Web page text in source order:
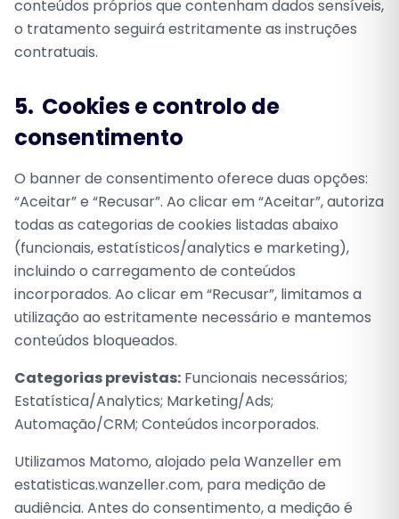
conteúdos próprios que contenham dados sensíveis,
o tratamento seguirá estritamente as instruções
contratuais.
5. Cookies e controlo de
consentimento
O banner de consentimento oferece duas opções:
“Aceitar” e “Recusar”. Ao clicar em “Aceitar”, autoriza
todas as categorias de cookies listadas abaixo
(funcionais, estatísticos/analytics e marketing),
incluindo o carregamento de conteúdos
incorporados. Ao clicar em “Recusar”, limitamos a
utilização ao estritamente necessário e mantemos
conteúdos bloqueados.
Categorias previstas: Funcionais necessários;
Estatística/Analytics; Marketing/Ads;
Automação/CRM; Conteúdos incorporados.
Utilizamos Matomo, alojado pela Wanzeller em
estatisticas.wanzeller.com, para medição de
audiência. Antes do consentimento, a medição é